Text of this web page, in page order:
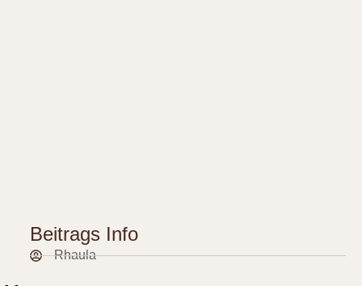
Beitrags Info
Rhaula